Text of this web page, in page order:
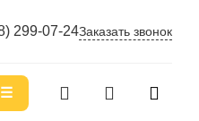
299-07-24Заказать звонок